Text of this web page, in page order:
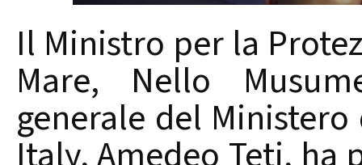
Il Ministro per la
Mare, Nello
generale del